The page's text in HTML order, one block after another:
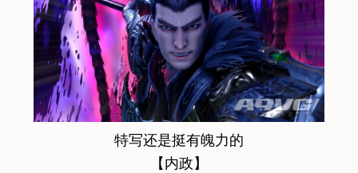
特写还是挺有魄力的
【内政】